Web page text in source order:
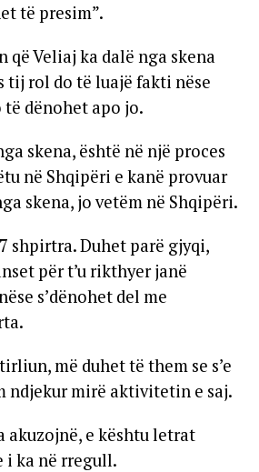
të presim”.
që Veliaj ka dalë nga skena
tij rol do të luajë fakti nëse
dënohet apo jo.
skena, është në një proces
në Shqipëri e kanë provuar
skena, jo vetëm në Shqipëri.
shpirtra. Duhet parë gjyqi,
për t’u rikthyer janë
s’dënohet del me
më duhet të them se s’e
ndjekur mirë aktivitetin e saj.
akuzojnë, e kështu letrat
i ka në rregull.